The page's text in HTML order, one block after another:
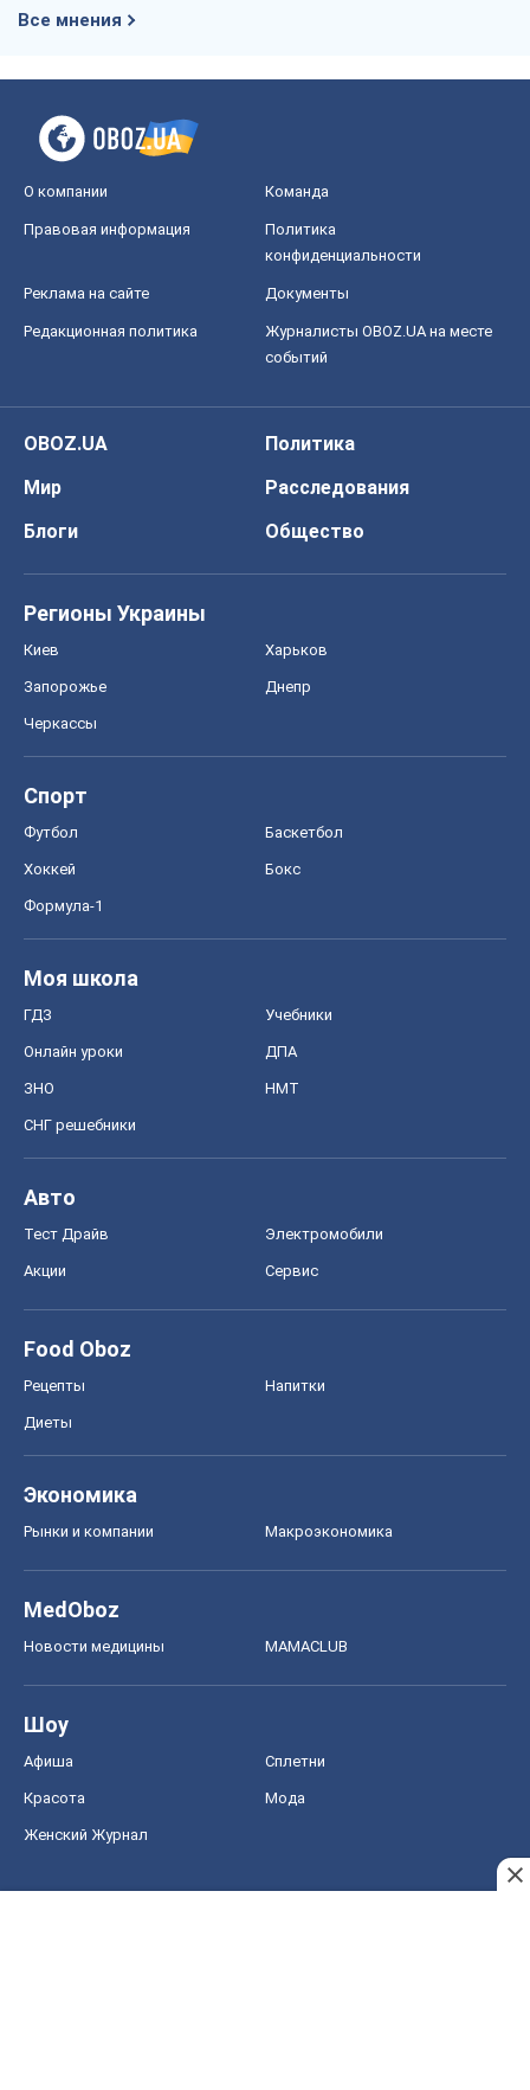
Все мнения
О компании Команда
Правовая информация
Политика
конфиденциальности
Реклама на сайте Документы
Редакционная политика
Журналисты OBOZ.UA на месте
событий
OBOZ.UA
Политика
Мир
Расследования
Блоги
Общество
Регионы Украины
Киев Харьков
Запорожье Днепр
Черкассы
Спорт
Футбол Баскетбол
Хоккей Бокс
Формула-1
Моя школа
ГДЗ Учебники
Онлайн уроки ДПА
ЗНО НМТ
СНГ решебники
Авто
Тест Драйв Электромобили
Акции Сервис
Food Oboz
Рецепты Напитки
Диеты
Экономика
Рынки и компании Mакроэкономика
MedOboz
Новости медицины MAMACLUB
Шоу
Афиша Сплетни
Красота Мода
Женский Журнал